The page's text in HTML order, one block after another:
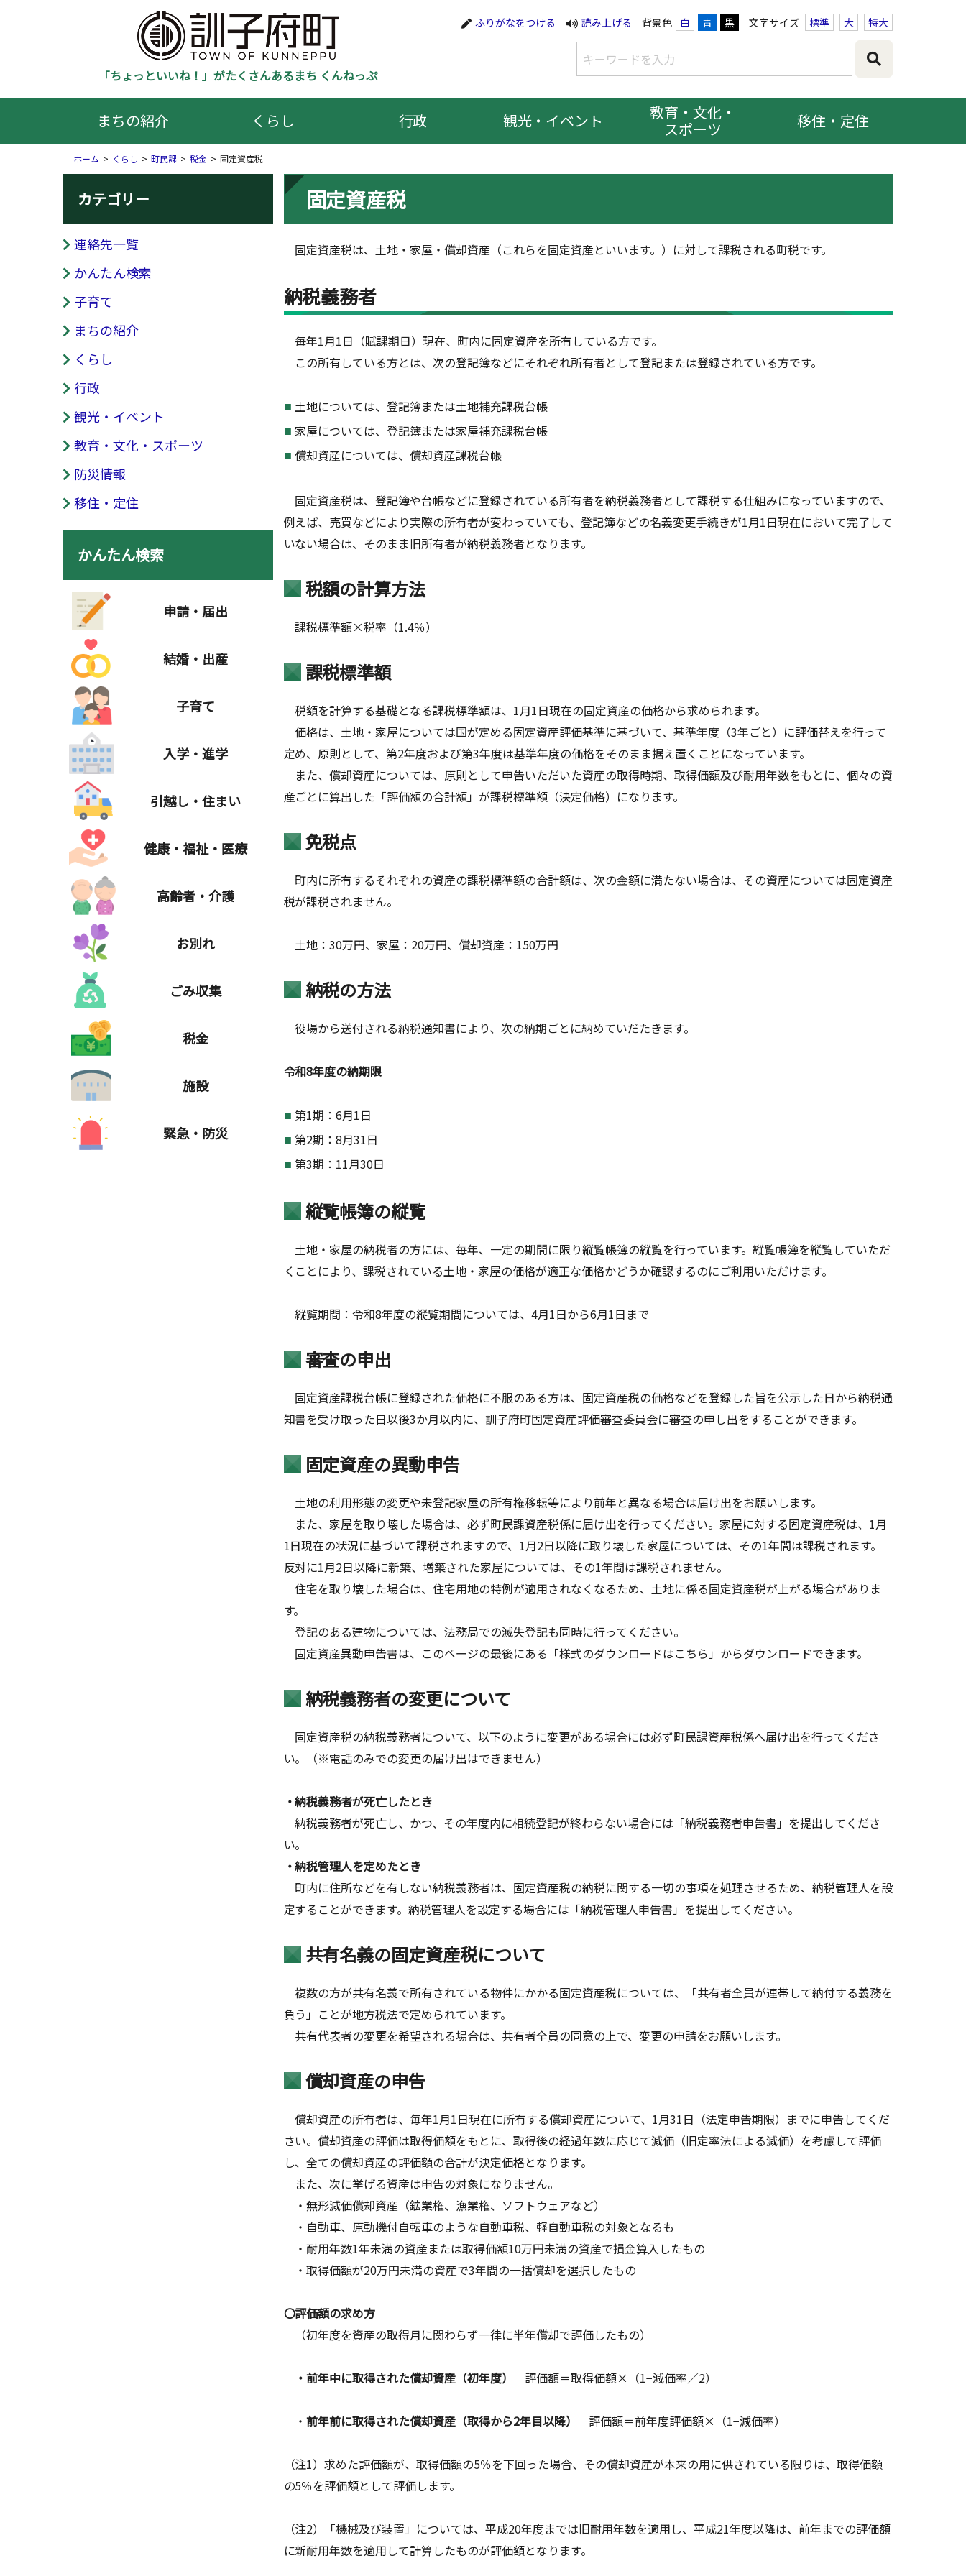
「ちょっといいね！」がたくさんあるまち くんねっぷ
ふりがなをつける 読み上げる 背景色 白 青 黒 文字サイズ 標準 大 特大
まちの紹介 くらし 行政 観光・イベント
教育・文化・
スポーツ
移住・定住
ホーム くらし 町民課 税金 固定資産税
固定資産税
固定資産税は、土地・家屋・償却資産（これらを固定資産といいます。）に対して課税される町税です。
納税義務者
毎年1月1日（賦課期日）現在、町内に固定資産を所有している方です。
この所有している方とは、次の登記簿などにそれぞれ所有者として登記または登録されている方です。
土地については、登記簿または土地補充課税台帳
家屋については、登記簿または家屋補充課税台帳
償却資産については、償却資産課税台帳
固定資産税は、登記簿や台帳などに登録されている所有者を納税義務者として課税する仕組みになっていますので、
例えば、売買などにより実際の所有者が変わっていても、登記簿などの名義変更手続きが1月1日現在において完了して
いない場合は、そのまま旧所有者が納税義務者となります。
税額の計算方法
課税標準額×税率（1.4％）
課税標準額
税額を計算する基礎となる課税標準額は、1月1日現在の固定資産の価格から求められます。
価格は、土地・家屋については国が定める固定資産評価基準に基づいて、基準年度（3年ごと）に評価替えを行って
定め、原則として、第2年度および第3年度は基準年度の価格をそのまま据え置くことになっています。
また、償却資産については、原則として申告いただいた資産の取得時期、取得価額及び耐用年数をもとに、個々の資
産ごとに算出した「評価額の合計額」が課税標準額（決定価格）になります。
免税点
町内に所有するそれぞれの資産の課税標準額の合計額は、次の金額に満たない場合は、その資産については固定資産
税が課税されません。
土地：30万円、家屋：20万円、償却資産：150万円
納税の方法
役場から送付される納税通知書により、次の納期ごとに納めていだたきます。
令和8年度の納期限
第1期：6月1日
第2期：8月31日
第3期：11月30日
縦覧帳簿の縦覧
土地・家屋の納税者の方には、毎年、一定の期間に限り縦覧帳簿の縦覧を行っています。縦覧帳簿を縦覧していただ
くことにより、課税されている土地・家屋の価格が適正な価格かどうか確認するのにご利用いただけます。
縦覧期間：令和8年度の縦覧期間については、4月1日から6月1日まで
審査の申出
固定資産課税台帳に登録された価格に不服のある方は、固定資産税の価格などを登録した旨を公示した日から納税通
知書を受け取った日以後3か月以内に、訓子府町固定資産評価審査委員会に審査の申し出をすることができます。
固定資産の異動申告
土地の利用形態の変更や未登記家屋の所有権移転等により前年と異なる場合は届け出をお願いします。
また、家屋を取り壊した場合は、必ず町民課資産税係に届け出を行ってください。家屋に対する固定資産税は、1月
1日現在の状況に基づいて課税されますので、1月2日以降に取り壊した家屋については、その1年間は課税されます。
反対に1月2日以降に新築、増築された家屋については、その1年間は課税されません。
住宅を取り壊した場合は、住宅用地の特例が適用されなくなるため、土地に係る固定資産税が上がる場合がありま
す。
登記のある建物については、法務局での滅失登記も同時に行ってください。
固定資産異動申告書は、このページの最後にある「様式のダウンロードはこちら」からダウンロードできます。
納税義務者の変更について
固定資産税の納税義務者について、以下のように変更がある場合には必ず町民課資産税係へ届け出を行ってくださ
い。（※電話のみでの変更の届け出はできません）
・納税義務者が死亡したとき
納税義務者が死亡し、かつ、その年度内に相続登記が終わらない場合には「納税義務者申告書」を提出してくださ
い。
・納税管理人を定めたとき
町内に住所などを有しない納税義務者は、固定資産税の納税に関する一切の事項を処理させるため、納税管理人を設
定することができます。納税管理人を設定する場合には「納税管理人申告書」を提出してください。
共有名義の固定資産税について
複数の方が共有名義で所有されている物件にかかる固定資産税については、「共有者全員が連帯して納付する義務を
負う」ことが地方税法で定められています。
共有代表者の変更を希望される場合は、共有者全員の同意の上で、変更の申請をお願いします。
償却資産の申告
償却資産の所有者は、毎年1月1日現在に所有する償却資産について、1月31日（法定申告期限）までに申告してくだ
さい。償却資産の評価は取得価額をもとに、取得後の経過年数に応じて減価（旧定率法による減価）を考慮して評価
し、全ての償却資産の評価額の合計が決定価格となります。
また、次に挙げる資産は申告の対象になりません。
・無形減価償却資産（鉱業権、漁業権、ソフトウェアなど）
・自動車、原動機付自転車のような自動車税、軽自動車税の対象となるも
・耐用年数1年未満の資産または取得価額10万円未満の資産で損金算入したもの
・取得価額が20万円未満の資産で3年間の一括償却を選択したもの
〇評価額の求め方
（初年度を資産の取得月に関わらず一律に半年償却で評価したもの）
・前年中に取得された償却資産（初年度） 評価額＝取得価額×（1−減価率／2）
・前年前に取得された償却資産（取得から2年目以降） 評価額＝前年度評価額×（1−減価率）
（注1）求めた評価額が、取得価額の5％を下回った場合、その償却資産が本来の用に供されている限りは、取得価額
の5％を評価額として評価します。
（注2）「機械及び装置」については、平成20年度までは旧耐用年数を適用し、平成21年度以降は、前年までの評価額
に新耐用年数を適用して計算したものが評価額となります。
カテゴリー
連絡先一覧
かんたん検索
子育て
まちの紹介
くらし
行政
観光・イベント
教育・文化・スポーツ
防災情報
移住・定住
かんたん検索
申請・届出
結婚・出産
子育て
入学・進学
引越し・住まい
健康・福祉・医療
高齢者・介護
お別れ
ごみ収集
税金
施設
緊急・防災